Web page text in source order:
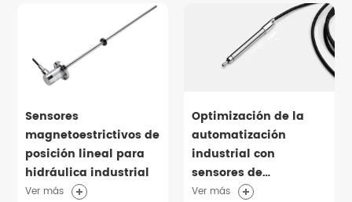
Sensores
magnetoestrictivos de
posición lineal para
hidráulica industrial
Ver más
Optimización de la
automatización
industrial con
sensores de
desplazamiento
Ver más